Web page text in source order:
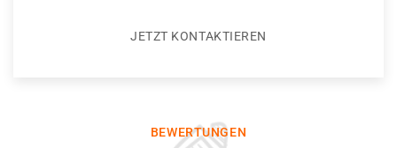
JETZT KONTAKTIEREN
BEWERTUNGEN